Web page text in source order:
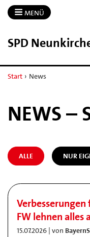
MENÜ
SPD
Start › News
NEWS –
ALLE NUR
Verbesserungen
FW lehnen alles
15.07.2026 | von